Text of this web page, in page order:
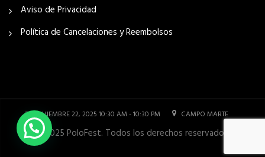
Aviso de Privacidad
Política de Cancelaciones y Reembolsos
NOVIEMBRE 22, 2025 10:30 AM - 10:30 PM CAMPO MARTE
© 2025 PoloFest. Todos los derechos reservados.